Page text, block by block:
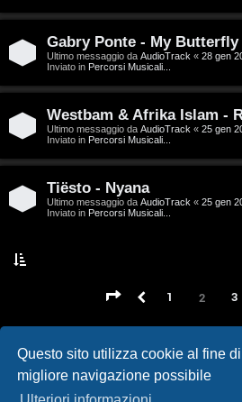
Questo sito utilizza cookie al fine
migliore navigazione possibile
Gabry Ponte - My Butterfly
Ultimo messaggio da AudioTrack « 28 gen
Inviato in Percorsi Musicali...
Westbam & Afrika Islam -
Ultimo messaggio da AudioTrack « 25 gen
Inviato in Percorsi Musicali...
Tiësto - Nyana
Ultimo messaggio da AudioTrack « 25 gen
Inviato in Percorsi Musicali...
Pagina 2
Precedente
1 2 3
a
l
S
t
o
r
e
:
Casa DAG